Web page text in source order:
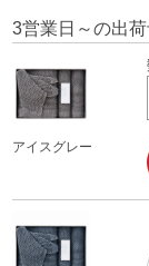
3営業日～の出
アイスグレー